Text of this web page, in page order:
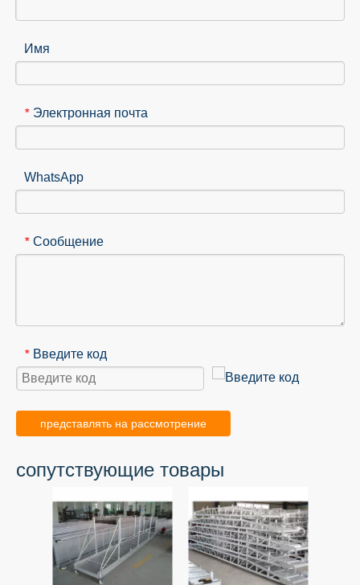
Имя
* Электронная почта
WhatsApp
* Сообщение
* Введите код
представлять на рассмотрение
сопутствующие товары